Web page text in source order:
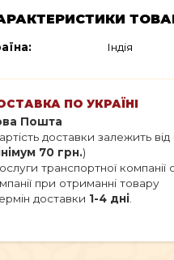
Індія
ПО УКРАЇНІ
Пошта
доставки залежить
70 грн.)
транспортної
при отриманні товару
доставки 1-4 дні